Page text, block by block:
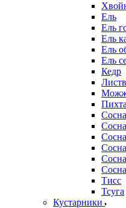
Ель
Ель
Ель
Ель
Ель
Кедр
Пихта
Тисс
Тсуга
Кустарники